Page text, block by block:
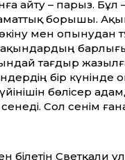
айту – парыз. Бұл
борышы.
мен опынудан
тағдыр
бір күнінде
бөлісер
Сол сенім
білетін Светқали